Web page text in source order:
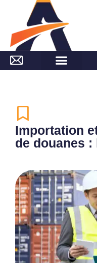
Importation
de douanes :